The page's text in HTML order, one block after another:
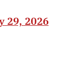
29, 2026